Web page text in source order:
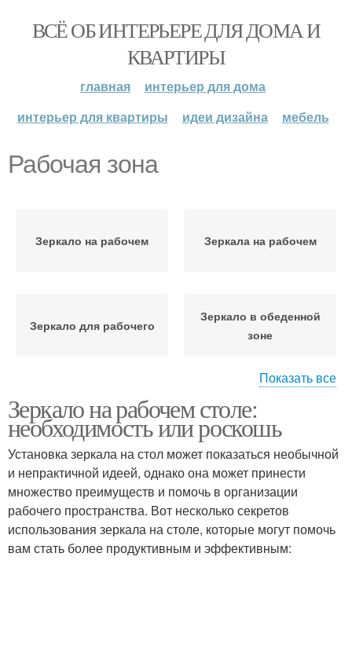
ВСЁ ОБ ИНТЕРЬЕРЕ ДЛЯ ДОМА И
КВАРТИРЫ
главная
интерьер для дома
интерьер для квартиры
идеи дизайна мебель
Рабочая зона
Зеркало на рабочем Зеркала на рабочем
Зеркало для рабочего
Зеркало в обеденной
зоне
Зеркала для рабочего Игровая зона
Зона из подоконника
Освещение в рабочей
зоне
Показать все
Зеркало на рабочем столе:
необходимость или роскошь
Установка зеркала на стол может показаться необычной
и непрактичной идеей, однако она может принести
множество преимуществ и помочь в организации
рабочего пространства. Вот несколько секретов
использования зеркала на столе, которые могут помочь
вам стать более продуктивным и эффективным: